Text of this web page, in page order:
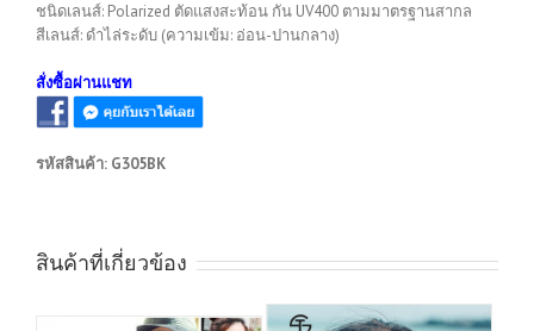
ชนิดเลนส์: Polarized ตัดแสงสะท้อน กัน UV400 ตามมาตรฐานสากล
สีเลนส์: ดำไล่ระดับ (ความเข้ม: อ่อน-ปานกลาง)
สั่งซื้อผ่านแชท
รหัสสินค้า: G305BK
สินค้าที่เกี่ยวข้อง